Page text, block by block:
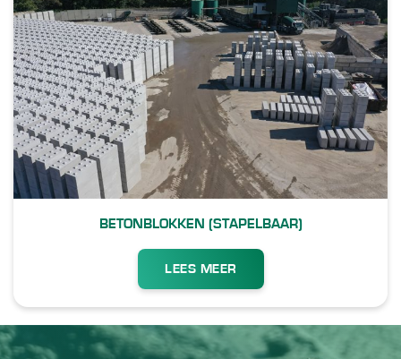
BETONBLOKKEN (STAPELBAAR)
LEES MEER